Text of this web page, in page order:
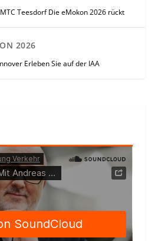
Teesdorf Die eMokon 2026 rückt
2026
Erleben Sie auf der IAA